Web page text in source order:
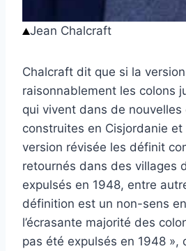
Jean Chalcraft
Chalcraft dit que si la
raisonnablement les colons
qui vivent dans de nouvelles
construites en Cisjordanie et
version révisée les définit
retournés dans des villages
expulsés en 1948, entre
définition est un non-sens
l’écrasante majorité des
pas été expulsés en 1948 »,